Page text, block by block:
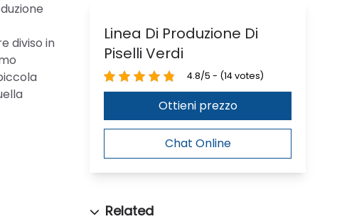
diviso in
Linea Di Produzione Di
Piselli Verdi
4.8/5 - (14 votes)
Ottieni prezzo
Chat Online